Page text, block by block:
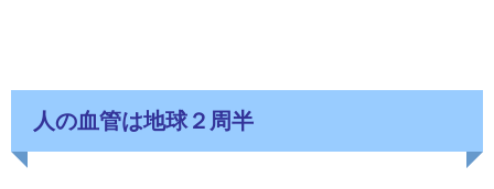
人の血管は地球２周半